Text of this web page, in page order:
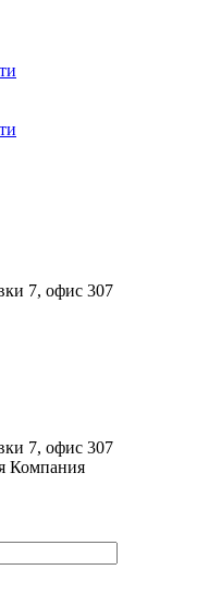
7, офис 307
7, офис 307
Компания